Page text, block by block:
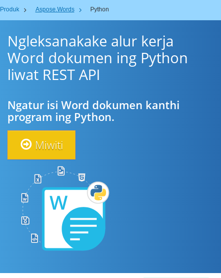
Produk Aspose.Words Python
Ngleksanakake alur kerja
Word dokumen ing Python
liwat REST API
Ngatur isi Word dokumen kanthi
program ing Python.
Miwiti